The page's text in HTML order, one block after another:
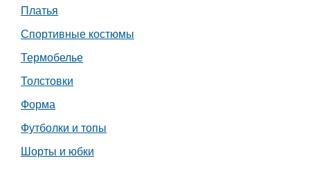
Погода
Еще
Платья
Спортивные костюмы
Термобелье
Толстовки
Форма
Футболки и топы
Шорты и юбки